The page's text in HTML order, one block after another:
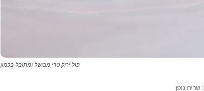
פול ירוק טרי מבושל ומתובל בכמון
גופן